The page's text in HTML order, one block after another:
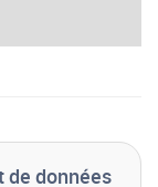
de données